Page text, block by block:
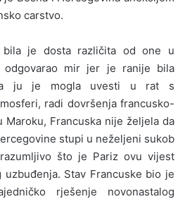
carstvo.
bila je dosta različita od one u
odgovarao mir jer je ranije bila
ju je mogla uvesti u rat s
radi dovršenja francusko-
Maroku, Francuska nije željela da
stupi u neželjeni sukob
što je Pariz ovu vijest
Stav Francuske bio je
rješenje novonastalog